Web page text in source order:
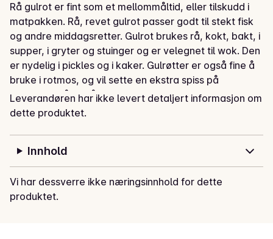
Rå gulrot er fint som et mellommåltid, eller tilskudd i
matpakken. Rå, revet gulrot passer godt til stekt fisk
og andre middagsretter. Gulrot brukes rå, kokt, bakt, i
supper, i gryter og stuinger og er velegnet til wok. Den
er nydelig i pickles og i kaker. Gulrøtter er også fine å
bruke i rotmos, og vil sette en ekstra spiss på
potetmos både på smak og farge. Den passer til det
meste.
Leverandøren har ikke levert detaljert informasjon om
dette produktet.
Innhold
Vi har dessverre ikke næringsinnhold for dette
produktet.